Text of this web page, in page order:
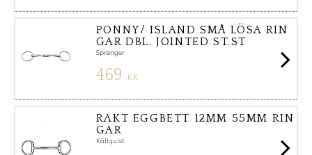
PONNY/ ISLAND SMÅ LÖSA RIN
GAR DBL. JOINTED ST.ST
Sprenger
469 KR
RAKT EGGBETT 12MM 55MM RIN
GAR
Källquist